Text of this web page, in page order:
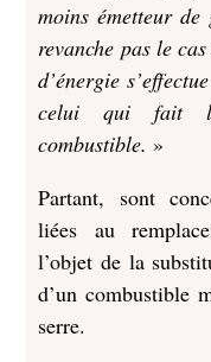
moins émetteur de
revanche pas le
d’énergie
celui qui fait
combustible. »
Partant, sont
liées au
l’objet de la
d’un combustible
serre.